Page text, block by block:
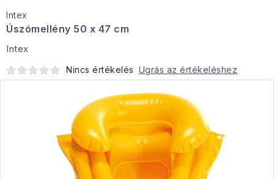
Otthoni illatok
Hobbi és kert
Intex
Úszómellény 50 x 47 cm
Intex
Nincs értékelés Ugrás az értékeléshez